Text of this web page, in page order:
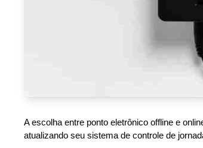
A escolha entre ponto eletrônico offline e
atualizando seu sistema de controle de